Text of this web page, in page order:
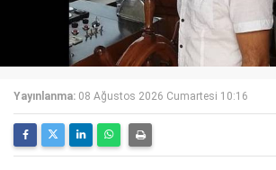
Yayınlanma: 08 Ağustos 2026 Cumartesi 10:16